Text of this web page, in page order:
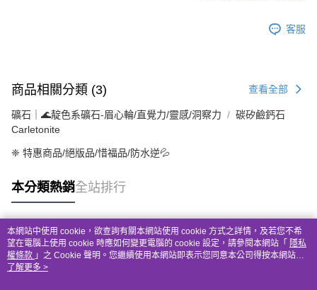
客服
商品相關分類 (3) 查看全部
礦石｜🌊靛色系礦石-眉心輪/直覺力/靈感/洞察力
碳矽鹼鈣石
Carletonite
❈ 特惠商品/絕版品/惜福品/防水逆💦
本分類熱銷全站排行
熱門標籤
本網站中使用 cookie，欲查詢有關本網站使用 cookie 方式之詳情，及若您不希
望在電腦上使用 cookie 時應如何變更電腦的 cookie 設定，請參閱本網站「 隱私
權條款 」之 Cookie 聲明。您繼續使用本網站即表示您同意本公司得按本網站使
用條款之 Cookie 聲明使用 cookie。
了解更多 >